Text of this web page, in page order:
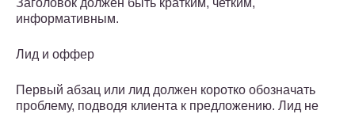
Заголовок должен быть кратким, четким,
информативным.
Лид и оффер
Первый абзац или лид должен коротко обозначать
проблему, подводя клиента к предложению. Лид не